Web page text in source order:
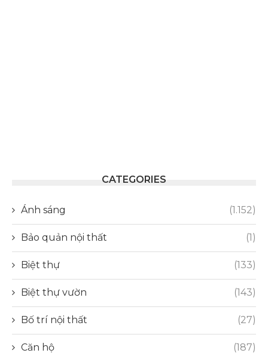
CATEGORIES
Ánh sáng (1.152)
Bảo quản nội thất (1)
Biệt thự (133)
Biệt thự vườn (143)
Bố trí nội thất (27)
Căn hộ (187)